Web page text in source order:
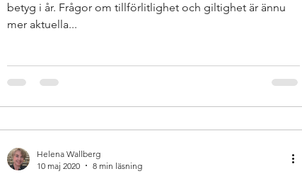
betyg i år. Frågor om tillförlitlighet och giltighet är ännu
mer aktuella...
Helena Wallberg
10 maj 2020
8 min läsning